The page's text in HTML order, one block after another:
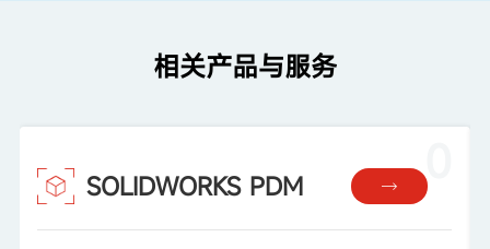
相关产品与服务
SOLIDWORKS PDM 0
